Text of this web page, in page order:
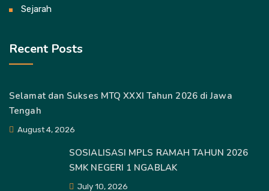
Sejarah
Recent Posts
Selamat dan Sukses MTQ XXXI Tahun 2026 di Jawa
Tengah
August 4, 2026
SOSIALISASI MPLS RAMAH TAHUN 2026
SMK NEGERI 1 NGABLAK
July 10, 2026